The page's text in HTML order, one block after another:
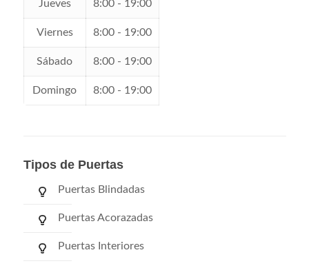
Jueves 8:00 - 19:00
Viernes 8:00 - 19:00
Sábado 8:00 - 19:00
Domingo 8:00 - 19:00
Tipos de Puertas
Puertas Blindadas
Puertas Acorazadas
Puertas Interiores